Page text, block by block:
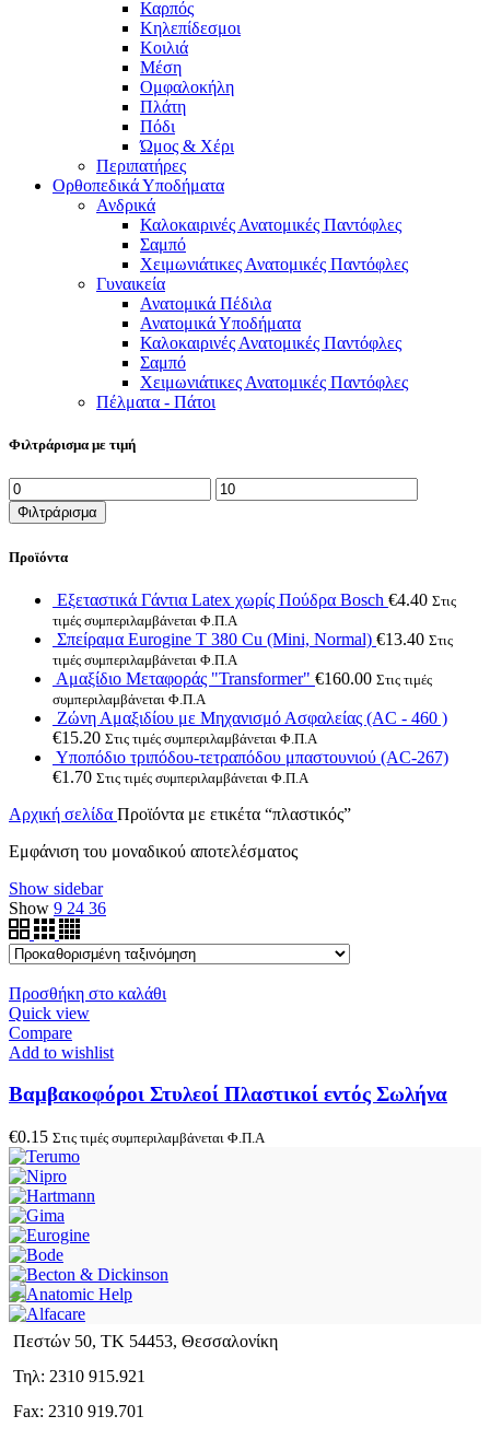
Καρπός
Κηλεπίδεσμοι
Κοιλιά
Μέση
Ομφαλοκήλη
Πλάτη
Πόδι
Ώμος & Χέρι
Περιπατήρες
Ορθοπεδικά Υποδήματα
Ανδρικά
Καλοκαιρινές Ανατομικές Παντόφλες
Σαμπό
Χειμωνιάτικες Ανατομικές Παντόφλες
Γυναικεία
Ανατομικά Πέδιλα
Ανατομικά Υποδήματα
Καλοκαιρινές Ανατομικές Παντόφλες
Σαμπό
Χειμωνιάτικες Ανατομικές Παντόφλες
Πέλματα - Πάτοι
Φιλτράρισμα με τιμή
Ελάχιστη
τιμή
Μέγιστη
τιμή
Φιλτράρισμα
Προϊόντα
Εξεταστικά Γάντια Latex χωρίς Πούδρα Bosch €4.40 Στις
τιμές συμπεριλαμβάνεται Φ.Π.Α
Σπείραμα Eurogine Τ 380 Cu (Mini, Normal) €13.40 Στις
τιμές συμπεριλαμβάνεται Φ.Π.Α
Αμαξίδιο Μεταφοράς "Transformer" €160.00 Στις τιμές
συμπεριλαμβάνεται Φ.Π.Α
Ζώνη Αμαξιδίου με Μηχανισμό Ασφαλείας (AC - 460 )
€15.20 Στις τιμές συμπεριλαμβάνεται Φ.Π.Α
Υποπόδιο τριπόδου-τετραπόδου μπαστουνιού (AC-267)
€1.70 Στις τιμές συμπεριλαμβάνεται Φ.Π.Α
Αρχική σελίδα Προϊόντα με ετικέτα “πλαστικός”
Εμφάνιση του μοναδικού αποτελέσματος
Show sidebar
Show 9 24 36
Προσθήκη στο καλάθι
Quick view
Compare
Add to wishlist
Βαμβακοφόροι Στυλεοί Πλαστικοί εντός Σωλήνα
€0.15 Στις τιμές συμπεριλαμβάνεται Φ.Π.Α
Πεστών 50, ΤΚ 54453, Θεσσαλονίκη
Τηλ: 2310 915.921
Fax: 2310 919.701